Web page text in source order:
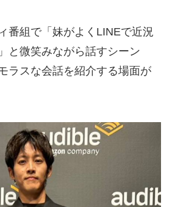
番組で「妹がよくLINEで近況
と微笑みながら話すシーン
ラスな会話を紹介する場面が